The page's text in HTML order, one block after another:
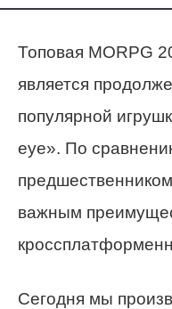
Топовая MORPG
является
популярной
eye». По
важным
Сегодня мы